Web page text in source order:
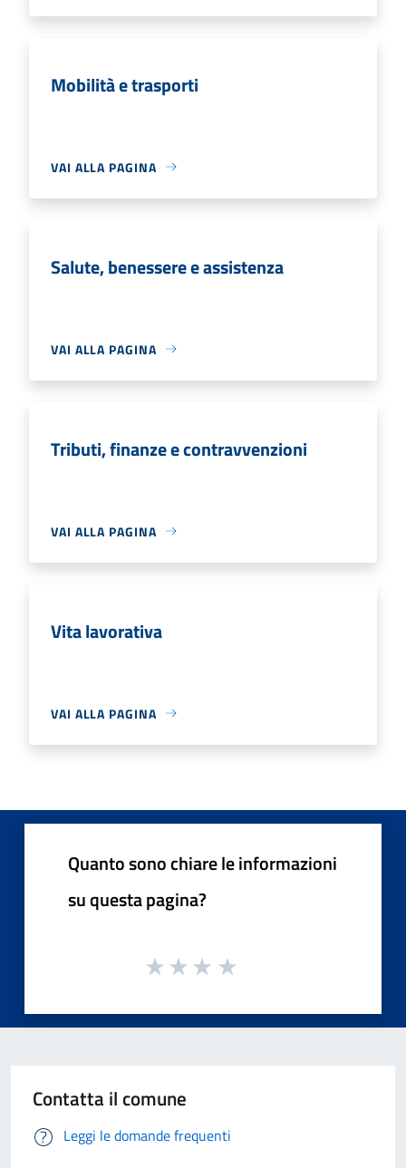
Mobilità e trasporti
VAI ALLA PAGINA
Salute, benessere e assistenza
VAI ALLA PAGINA
Tributi, finanze e contravvenzioni
VAI ALLA PAGINA
Vita lavorativa
VAI ALLA PAGINA
Quanto sono chiare le informazioni
su questa pagina?
Contatta il comune
Leggi le domande frequenti